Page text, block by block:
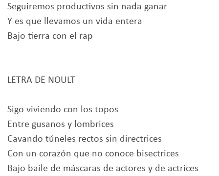
Seguiremos productivos sin nada ganar
Y es que llevamos un vida entera
Bajo tierra con el rap
LETRA DE NOULT
Sigo viviendo con los topos
Entre gusanos y lombrices
Cavando túneles rectos sin directrices
Con un corazón que no conoce bisectrices
Bajo baile de máscaras de actores y de actrices